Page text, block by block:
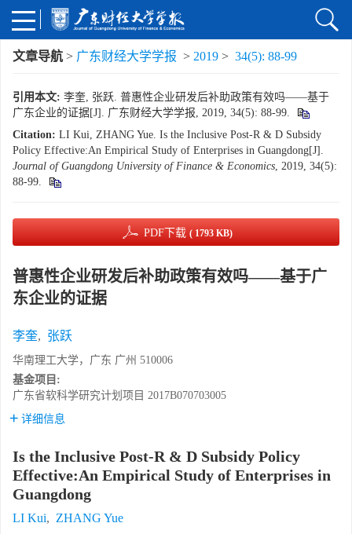
文章导航 > 广东财经大学学报 > 2019 > 34(5): 88-99
引用本文: 李奎, 张跃. 普惠性企业研发后补助政策有效吗——基于
广东企业的证据[J]. 广东财经大学学报, 2019, 34(5): 88-99.
Citation: LI Kui, ZHANG Yue. Is the Inclusive Post-R & D Subsidy
Policy Effective:An Empirical Study of Enterprises in Guangdong[J].
Journal of Guangdong University of Finance & Economics, 2019, 34(5):
88-99.
PDF下载 ( 1793 KB)
普惠性企业研发后补助政策有效吗——基于广
东企业的证据
李奎, 张跃
华南理工大学，广东 广州 510006
基金项目:
广东省软科学研究计划项目 2017B070703005
详细信息
Is the Inclusive Post-R & D Subsidy Policy
Effective:An Empirical Study of Enterprises in
Guangdong
LI Kui, ZHANG Yue